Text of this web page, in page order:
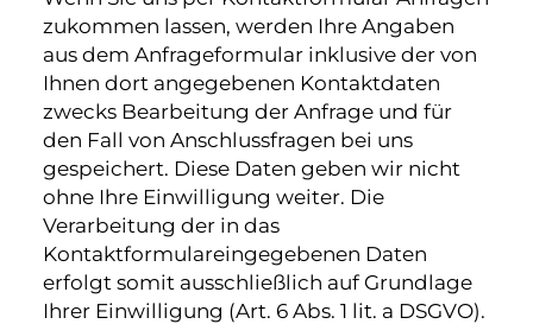
zukommen lassen, werden Ihre Angaben
aus dem Anfrageformular inklusive der von
Ihnen dort angegebenen Kontaktdaten
zwecks Bearbeitung der Anfrage und für
den Fall von Anschlussfragen bei uns
gespeichert. Diese Daten geben wir nicht
ohne Ihre Einwilligung weiter. Die
Verarbeitung der in das
Kontaktformulareingegebenen Daten
erfolgt somit ausschließlich auf Grundlage
Ihrer Einwilligung (Art. 6 Abs. 1 lit. a DSGVO).